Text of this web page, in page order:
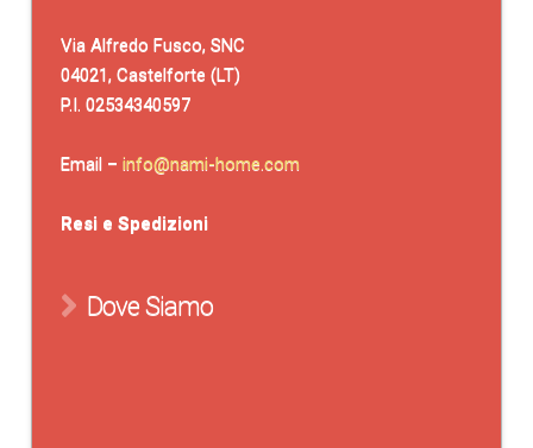
Via Alfredo Fusco, SNC
04021, Castelforte (LT)
P.I. 02534340597
Email – info@nami-home.com
Resi e Spedizioni
Dove Siamo